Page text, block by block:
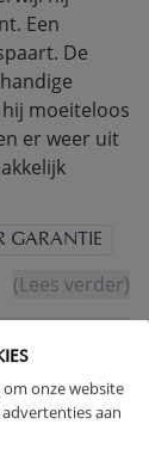
onze website
aan
Een
De
moeiteloos
er weer uit
GARANTIE
(Lees verder)